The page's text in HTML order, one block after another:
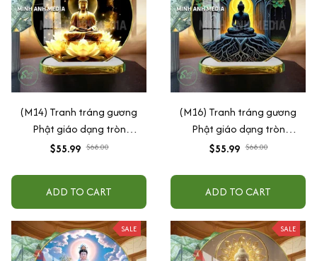
(M14) Tranh tráng gương
Phật giáo dạng tròn
30x30cm (Tặng đế để bàn)
$55.99 $68.00
ADD TO CART
(M16) Tranh tráng gương
Phật giáo dạng tròn
30x30cm (Tặng đế để bàn)
$55.99 $68.00
ADD TO CART
SALE SALE